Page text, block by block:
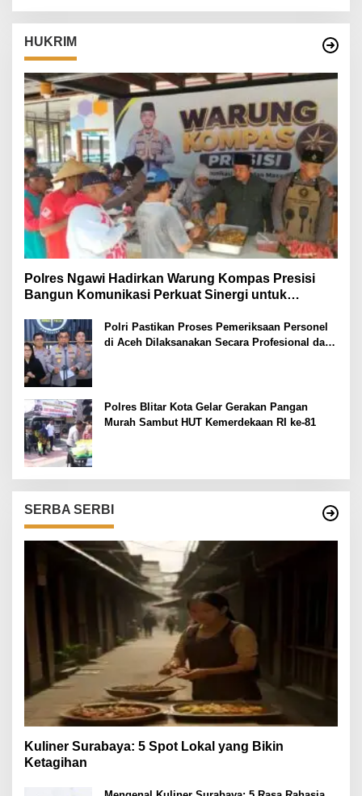
HUKRIM
Polres Ngawi Hadirkan Warung Kompas Presisi
Bangun Komunikasi Perkuat Sinergi untuk
Polri Pastikan Proses Pemeriksaan Personel
di Aceh Dilaksanakan Secara Profesional dan
Polres Blitar Kota Gelar Gerakan Pangan
Murah Sambut HUT Kemerdekaan RI ke-81
SERBA SERBI
Kuliner Surabaya: 5 Spot Lokal yang Bikin
Ketagihan